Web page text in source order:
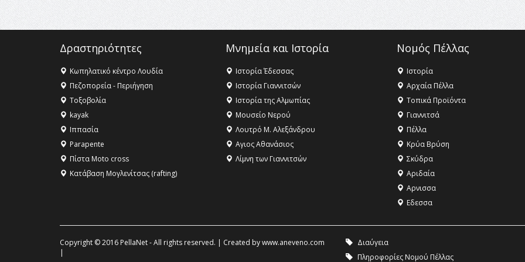
Δραστηριότητες
Κωπηλατικό κέντρο Λουδία
Πεζοπορεία - Περιήγηση
Τοξοβολία
kayak
Ιππασία
Parapente
Πίστα Moto cross
Κατάβαση Μογλενίτσας (rafting)
Μνημεία και Ιστορία
Ιστορία Έδεσσας
Ιστορία Γιαννιτσών
Ιστορία της Αλμωπίας
Μουσείο Νερού
Λουτρό Μ. Αλεξάνδρου
Αγιος Αθανάσιος
Λίμνη των Γιαννιτσών
Νομός Πέλλας
Ιστορία
Αρχαία Πέλλα
Τοπικά Προϊόντα
Γιαννιτσά
Πέλλα
Κρύα Βρύση
Σκύδρα
Αριδαία
Aρνισσα
Eδεσσα
Copyright © 2016 PellaNet - All rights reserved. | Created bywww.aneveno.com
|
Διαύγεια
Πληροφορίες Νομού Πέλλας